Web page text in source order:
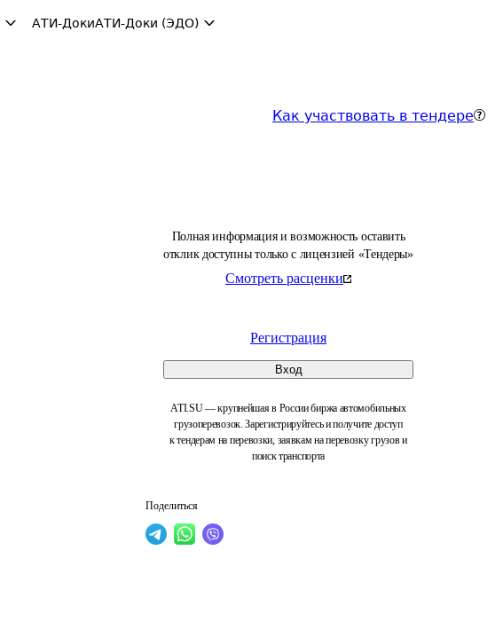
АТИ-ДокиАТИ-Доки (ЭДО)
Как участвовать в тендере
Полная информация и возможность оставить
отклик доступны только с лицензией «Тендеры»
Смотреть расценки
Регистрация
Вход
ATI.SU — крупнейшая в России биржа автомобильных
грузоперевозок. Зарегистрируйтесь и получите доступ
к тендерам на перевозки, заявкам на перевозку грузов и
поиск транспорта
Поделиться